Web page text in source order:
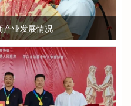
产业发展情况